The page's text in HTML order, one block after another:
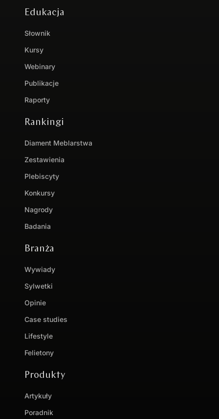
Edukacja
Słownik
Kursy
Webinary
Publikacje
Raporty
Rankingi
Diament Meblarstwa
Zestawienia
Plebiscyty
Konkursy
Nagrody
Badania
Branża
Wywiady
Sylwetki
Opinie
Case studies
Lifestyle
Felietony
Produkty
Artykuły
Poradnik